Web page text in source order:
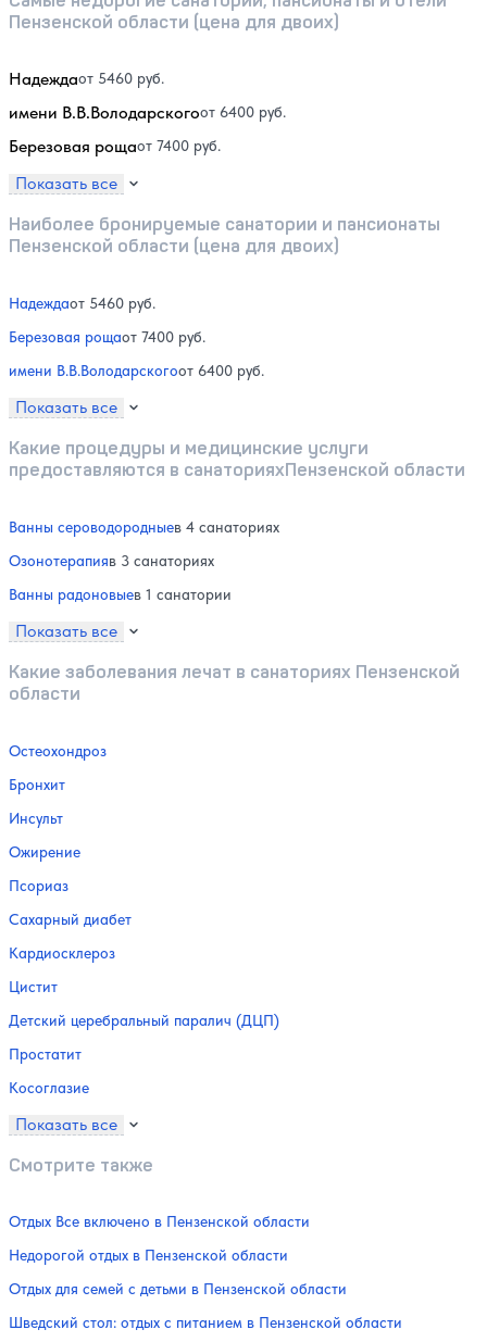
Пензенской области (цена для двоих)
Надеждаот 5460 руб.
имени В.В.Володарскогоот 6400 руб.
Березовая рощаот 7400 руб.
Показать все
Наиболее бронируемые санатории и пансионаты
Пензенской области (цена для двоих)
Надеждаот 5460 руб.
Березовая рощаот 7400 руб.
имени В.В.Володарскогоот 6400 руб.
Показать все
Какие процедуры и медицинские услуги
предоставляются в санаторияхПензенской области
Ванны сероводородныев 4 санаториях
Озонотерапияв 3 санаториях
Ванны радоновыев 1 санатории
Показать все
Какие заболевания лечат в санаториях Пензенской
области
Остеохондроз
Бронхит
Инсульт
Ожирение
Псориаз
Сахарный диабет
Кардиосклероз
Цистит
Детский церебральный паралич (ДЦП)
Простатит
Косоглазие
Показать все
Смотрите также
Отдых Все включено в Пензенской области
Недорогой отдых в Пензенской области
Отдых для семей с детьми в Пензенской области
Шведский стол: отдых с питанием в Пензенской области